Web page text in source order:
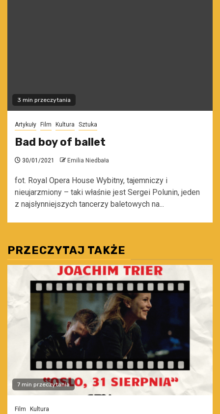
3 min przeczytania
Artykuły Film Kultura Sztuka
Bad boy of ballet
30/01/2021 Emilia Niedbała
fot. Royal Opera House Wybitny, tajemniczy i
nieujarzmiony – taki właśnie jest Sergei Polunin, jeden
z najsłynniejszych tancerzy baletowych na...
PRZECZYTAJ TAKŻE
7 min przeczytania
Film Kultura